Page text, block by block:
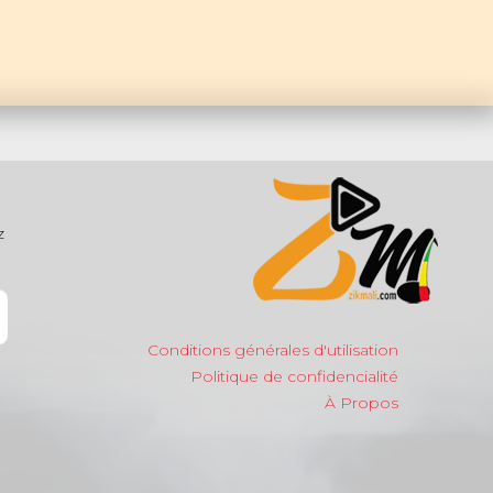
Conditions générales d'utilisation
Politique de confidencialité
À Propos